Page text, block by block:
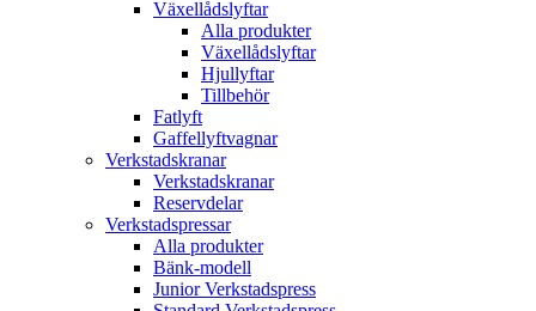
Växellådslyftar
Alla produkter
Växellådslyftar
Hjullyftar
Tillbehör
Fatlyft
Gaffellyftvagnar
Verkstadskranar
Verkstadskranar
Reservdelar
Verkstadspressar
Alla produkter
Bänk-modell
Junior Verkstadspress